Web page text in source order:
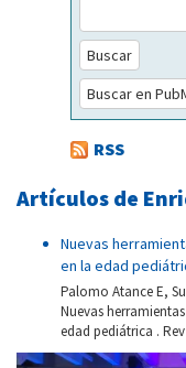
Buscar
Buscar en
RSS
Artículos de
Nuevas
en la edad
Palomo Atance E,
Nuevas
edad pediátrica .